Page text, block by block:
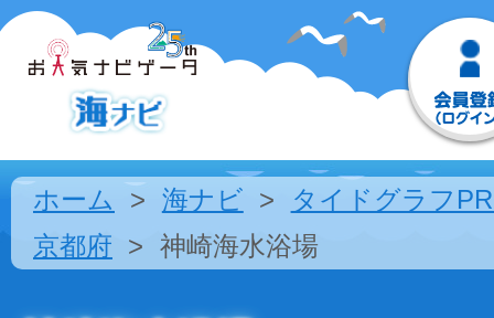
ホーム 海ナビ
タイドグラフ
京都府
神崎海水浴場